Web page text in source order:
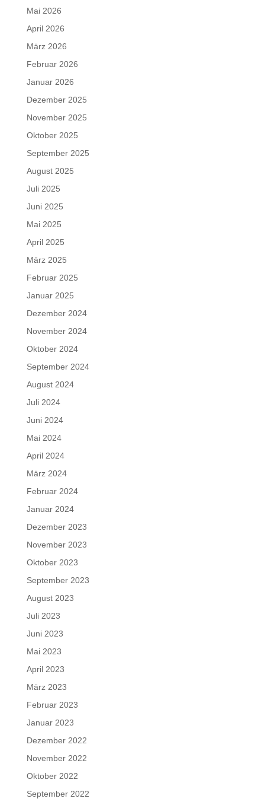
Mai 2026
April 2026
März 2026
Februar 2026
Januar 2026
Dezember 2025
November 2025
Oktober 2025
September 2025
August 2025
Juli 2025
Juni 2025
Mai 2025
April 2025
März 2025
Februar 2025
Januar 2025
Dezember 2024
November 2024
Oktober 2024
September 2024
August 2024
Juli 2024
Juni 2024
Mai 2024
April 2024
März 2024
Februar 2024
Januar 2024
Dezember 2023
November 2023
Oktober 2023
September 2023
August 2023
Juli 2023
Juni 2023
Mai 2023
April 2023
März 2023
Februar 2023
Januar 2023
Dezember 2022
November 2022
Oktober 2022
September 2022